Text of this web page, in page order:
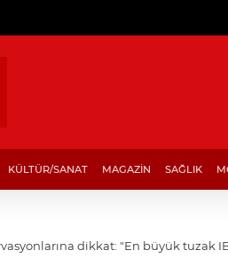
KÜLTÜR/SANAT MAGAZİN SAĞLIK
dikkat: "En büyük tuzak